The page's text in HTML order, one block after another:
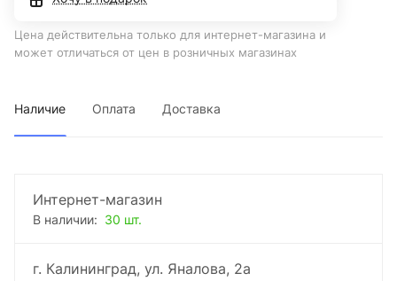
Цена действительна только для интернет-магазина и
может отличаться от цен в розничных магазинах
Наличие Оплата Доставка
Интернет-магазин
В наличии: 30 шт.
г. Калининград, ул. Яналова, 2а